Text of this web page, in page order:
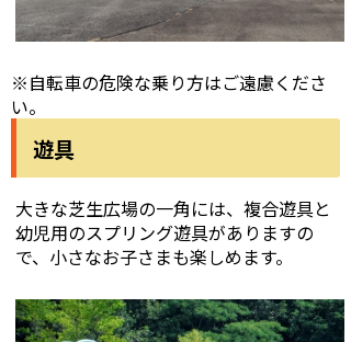
※自転車の危険な乗り方はご遠慮くださ
い。
遊具
大きな芝生広場の一角には、複合遊具と
幼児用のスプリング遊具がありますの
で、小さなお子さまも楽しめます。